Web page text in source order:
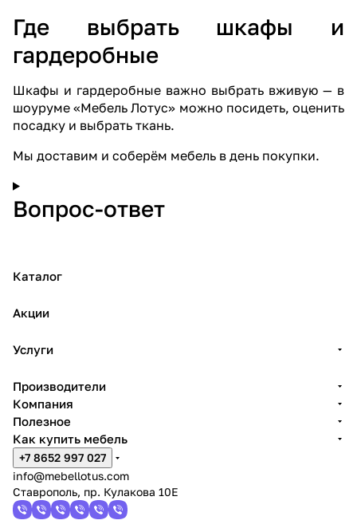
Где выбрать шкафы и
гардеробные
Шкафы и гардеробные важно выбрать вживую — в
шоуруме «Мебель Лотус» можно посидеть, оценить
посадку и выбрать ткань.
Мы доставим и соберём мебель в день покупки.
Вопрос-ответ
Каталог
Акции
Услуги
Производители
Компания
Полезное
Как купить мебель
+7 8652 997 027
info@mebellotus.com
Ставрополь, пр. Кулакова 10Е